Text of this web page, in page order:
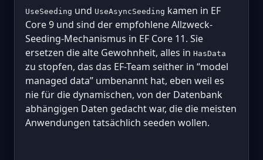
UseSeeding und UseAsyncSeeding kamen in EF
Core 9 und sind der empfohlene Allzweck-
Seeding-Mechanismus in EF Core 11. Sie
ersetzen die alte Gewohnheit, alles in HasData
zu stopfen, das das EF-Team seither in “model
managed data” umbenannt hat, eben weil es
nie für die dynamischen, von der Datenbank
abhängigen Daten gedacht war, die die meisten
Anwendungen tatsächlich seeden wollen.